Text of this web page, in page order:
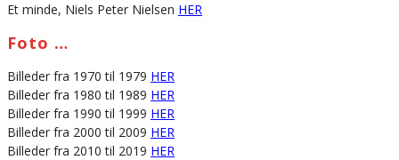
Et minde, Niels Peter Nielsen HER
Foto …
Billeder fra 1970 til 1979 HER
Billeder fra 1980 til 1989 HER
Billeder fra 1990 til 1999 HER
Billeder fra 2000 til 2009 HER
Billeder fra 2010 til 2019 HER